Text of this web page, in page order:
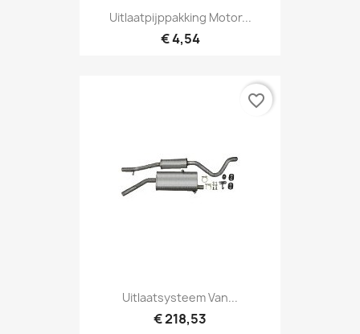
Uitlaatpijppakking Motor...
€ 4,54
Uitlaatsysteem Van...
€ 218,53
favorite_border